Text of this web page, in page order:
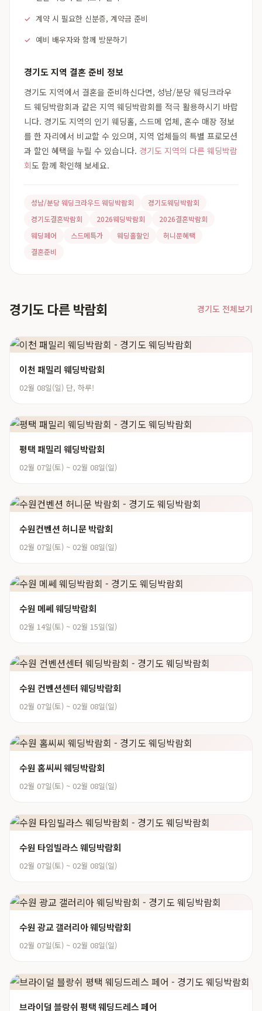
계약 시 필요한 신분증, 계약금 준비
예비 배우자와 함께 방문하기
경기도 지역 결혼 준비 정보
경기도 지역에서 결혼을 준비하신다면, 성남/분당 웨딩크라우
드 웨딩박람회과 같은 지역 웨딩박람회를 적극 활용하시기 바랍
니다. 경기도 지역의 인기 웨딩홀, 스드메 업체, 혼수 매장 정보
를 한 자리에서 비교할 수 있으며, 지역 업체들의 특별 프로모션
과 할인 혜택을 누릴 수 있습니다. 경기도 지역의 다른 웨딩박람
회도 함께 확인해 보세요.
성남/분당 웨딩크라우드 웨딩박람회
경기도웨딩박람회
경기도결혼박람회
2026웨딩박람회
2026결혼박람회
웨딩페어
스드메특가 웨딩홀할인
허니문혜택
결혼준비
경기도 다른 박람회 경기도 전체보기
이천 패밀리 웨딩박람회
02월 08일(일) 단, 하루!
평택 패밀리 웨딩박람회
02월 07일(토) ~ 02월 08일(일)
수원컨벤션 허니문 박람회
02월 07일(토) ~ 02월 08일(일)
수원 메쎄 웨딩박람회
02월 14일(토) ~ 02월 15일(일)
수원 컨벤션센터 웨딩박람회
02월 07일(토) ~ 02월 08일(일)
수원 홈씨씨 웨딩박람회
02월 07일(토) ~ 02월 08일(일)
수원 타임빌라스 웨딩박람회
02월 07일(토) ~ 02월 08일(일)
수원 광교 갤러리아 웨딩박람회
02월 07일(토) ~ 02월 08일(일)
브라이덜 블랑쉬 평택 웨딩드레스 페어